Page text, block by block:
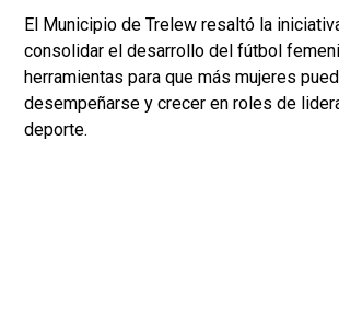
El Municipio de Trelew resaltó la
consolidar el desarrollo del fútbol
herramientas para que más mujeres
desempeñarse y crecer en roles de
deporte.